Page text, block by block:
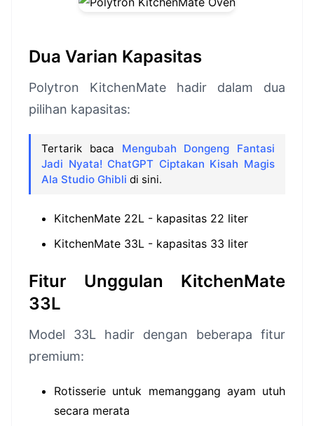
Dua Varian Kapasitas
Polytron KitchenMate hadir dalam dua
pilihan kapasitas:
Tertarik baca Mengubah Dongeng Fantasi
Jadi Nyata! ChatGPT Ciptakan Kisah Magis
Ala Studio Ghibli di sini.
KitchenMate 22L - kapasitas 22 liter
KitchenMate 33L - kapasitas 33 liter
Fitur Unggulan KitchenMate
33L
Model 33L hadir dengan beberapa fitur
premium:
Rotisserie untuk memanggang ayam utuh
secara merata